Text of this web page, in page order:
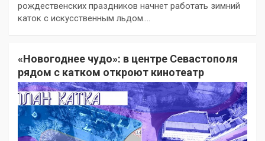
рождественских праздников начнет работать зимний
каток с искусственным льдом.…
«Новогоднее чудо»: в центре Севастополя
рядом с катком откроют кинотеатр